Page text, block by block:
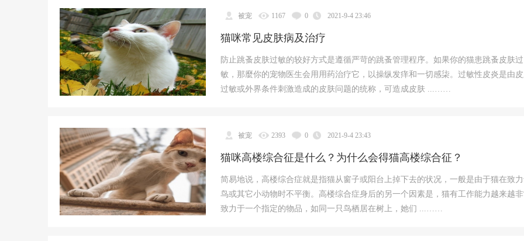
被宠 1167 0 2021-9-4 23:46
猫咪常见皮肤病及治疗
防止跳蚤皮肤过敏的较好方式是遵循严苛的跳蚤管理程序。如果你的猫患跳蚤皮肤过
敏，那麼你的宠物医生会用用药治疗它，以操纵发痒和一切感柒。过敏性皮炎是由
过敏或外界条件刺激造成的皮肤问题的统称，可造成皮肤 ...……
被宠 2393 0 2021-9-4 23:43
猫咪高楼综合征是什么？为什么会得猫高楼综合征？
简易地说，高楼综合症就是指猫从窗子或阳台上掉下去的状况，一般是由于猫在致
鸟或其它小动物时不平衡。高楼综合症身后的另一个因素是，猫有工作能力越来越非
致力于一个指定的物品，如同一只鸟栖居在树上，她们 ...……